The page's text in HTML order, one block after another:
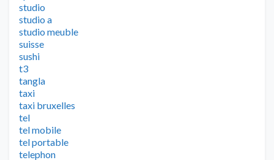
studio
studio a
studio meuble
suisse
sushi
t3
tangla
taxi
taxi bruxelles
tel
tel mobile
tel portable
telephon